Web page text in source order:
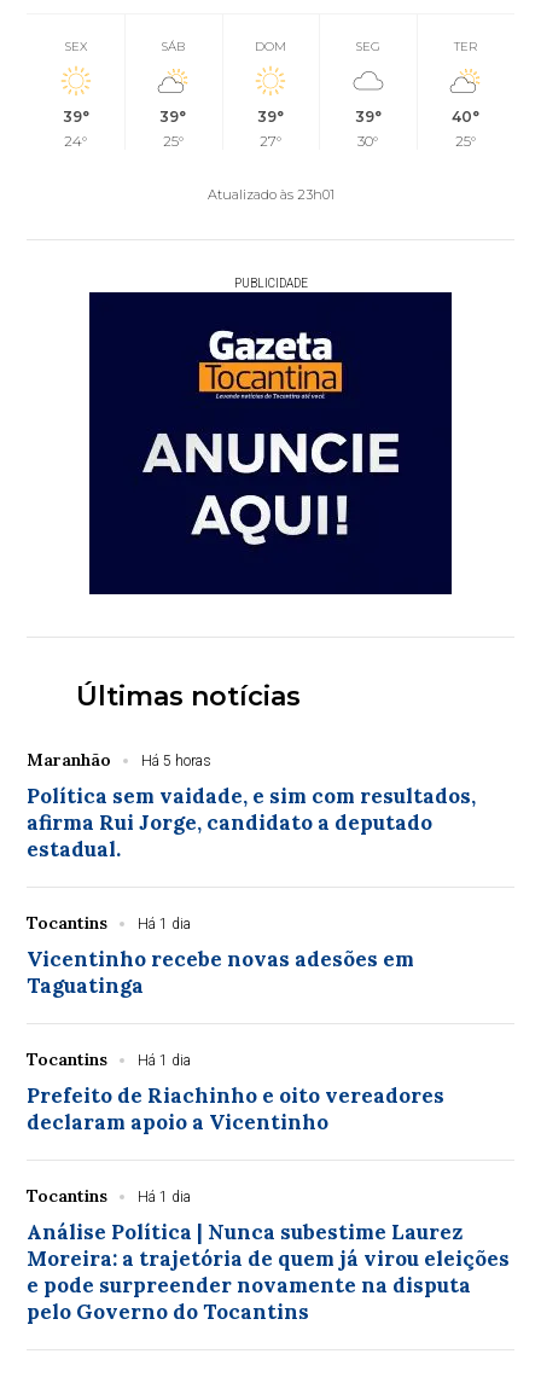
SEX
39°
24°
SÁB
39°
25°
DOM
39°
27°
SEG
39°
30°
TER
40°
25°
Atualizado às 23h01
PUBLICIDADE
Últimas notícias
Maranhão Há 5 horas
Política sem vaidade, e sim com resultados,
afirma Rui Jorge, candidato a deputado
estadual.
Tocantins Há 1 dia
Vicentinho recebe novas adesões em
Taguatinga
Tocantins Há 1 dia
Prefeito de Riachinho e oito vereadores
declaram apoio a Vicentinho
Tocantins Há 1 dia
Análise Política | Nunca subestime Laurez
Moreira: a trajetória de quem já virou eleições
e pode surpreender novamente na disputa
pelo Governo do Tocantins